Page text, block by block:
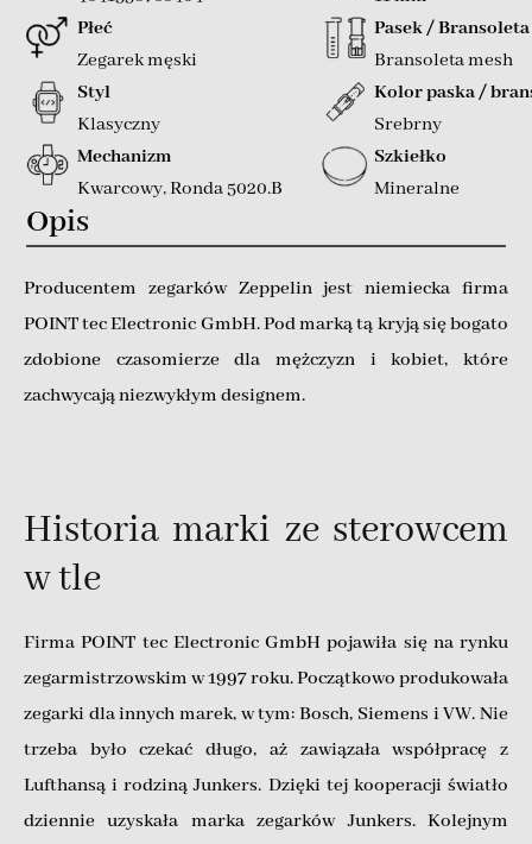
Płeć
Zegarek męski
Styl
Klasyczny
Mechanizm
Kwarcowy,Ronda 5020.B
Pasek / Bransoleta
Bransoleta mesh
Kolor paska /
Srebrny
Szkiełko
Mineralne
Opis
Producentem zegarków Zeppelin jest niemiecka firma
POINT tec Electronic GmbH. Pod marką tą kryją się bogato
zdobione czasomierze dla mężczyzn i kobiet, które
zachwycają niezwykłym designem.
Historia marki ze sterowcem
w tle
Firma POINT tec Electronic GmbH pojawiła się na rynku
zegarmistrzowskim w 1997 roku. Początkowo produkowała
zegarki dla innych marek, w tym: Bosch, Siemens i VW. Nie
trzeba było czekać długo, aż zawiązała współpracę z
Lufthansą i rodziną Junkers. Dzięki tej kooperacji światło
dziennie uzyskała marka zegarków Junkers. Kolejnym